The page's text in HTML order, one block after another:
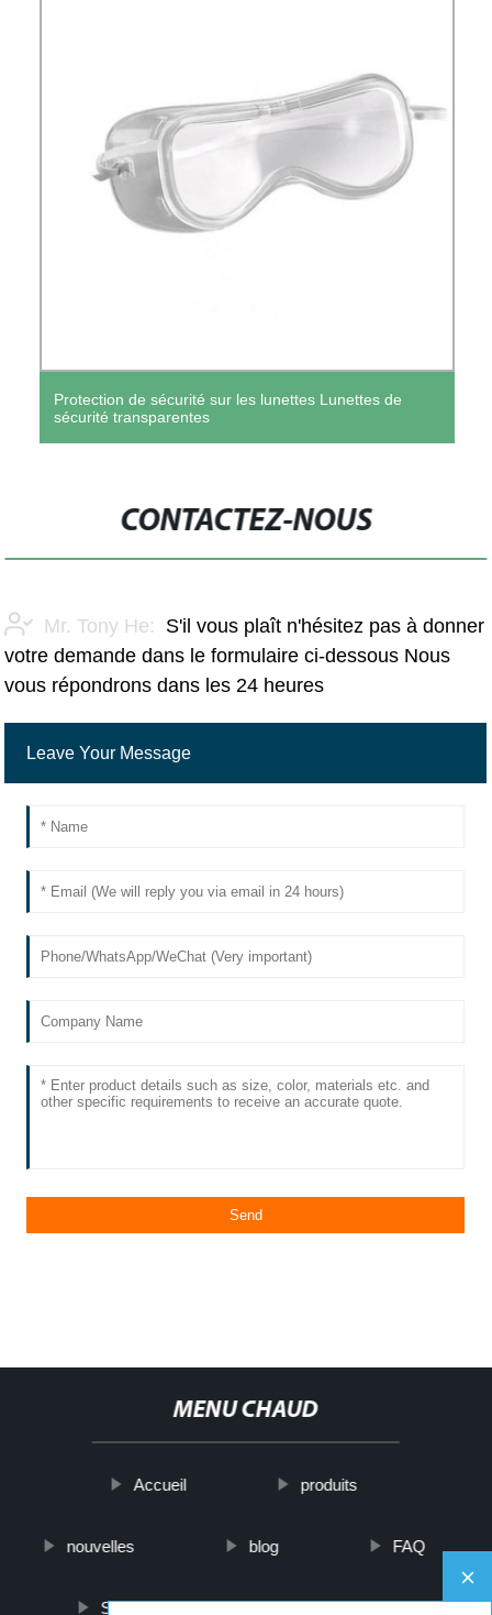
Protection de sécurité sur les lunettes Lunettes de
sécurité transparentes
CONTACTEZ-NOUS
Mr. Tony He:
S'il vous plaît n'hésitez pas à donner
votre demande dans le formulaire ci-dessous Nous
vous répondrons dans les 24 heures
MENU CHAUD
Accueil produits
nouvelles blog FAQ
Sur nous contactez-nous